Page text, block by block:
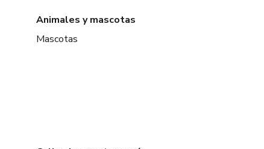
Animales y mascotas
Mascotas